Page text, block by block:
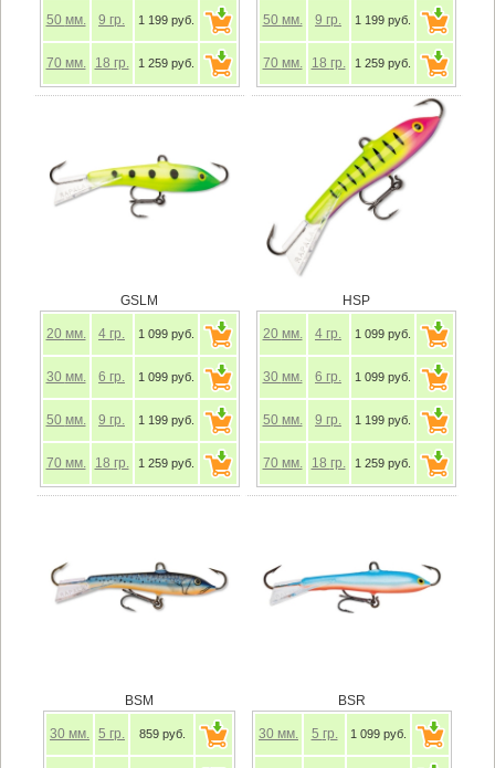
50 мм. 9 гр. 1 199 руб.
70 мм. 18 гр. 1 259 руб.
50 мм. 9 гр. 1 199 руб.
70 мм. 18 гр. 1 259 руб.
GSLM
20 мм. 4 гр. 1 099 руб.
30 мм. 6 гр. 1 099 руб.
50 мм. 9 гр. 1 199 руб.
70 мм. 18 гр. 1 259 руб.
HSP
20 мм. 4 гр. 1 099 руб.
30 мм. 6 гр. 1 099 руб.
50 мм. 9 гр. 1 199 руб.
70 мм. 18 гр. 1 259 руб.
BSM
30 мм. 5 гр. 859 руб.
BSR
30 мм. 5 гр. 1 099 руб.